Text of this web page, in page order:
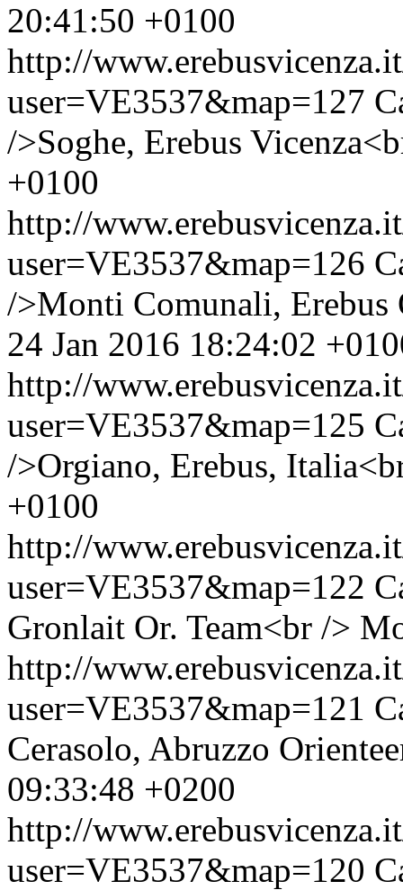
20:41:50 +0100
http://
user=VE3537&map=127
/>Soghe, Erebus
+0100
http://
user=VE3537&map=126
/>Monti Comunali, Erebus
24 Jan 2016 18:24:02
http://
user=VE3537&map=125
/>Orgiano, Erebus,
+0100
http://
user=VE3537&map=122
Gronlait Or. Team<br />
http://
user=VE3537&map=121
Cerasolo, Abruzzo
09:33:48 +0200
http://
user=VE3537&map=120